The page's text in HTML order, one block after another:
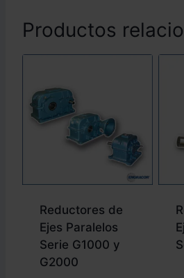
Productos
Reductores de
Ejes Paralelos
Serie G1000 y
G2000